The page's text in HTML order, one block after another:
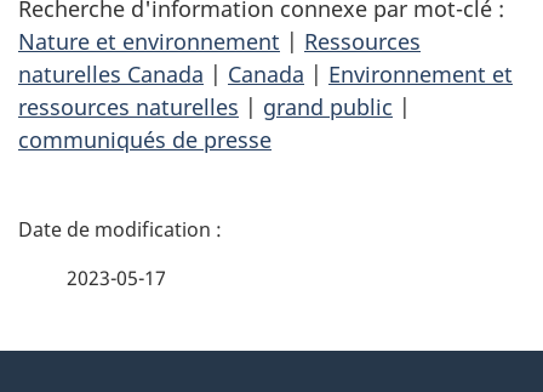
Recherche d'information connexe par mot-clé :
Nature et environnement | Ressources
naturelles Canada | Canada | Environnement et
ressources naturelles | grand public |
communiqués de presse
D
2023-05-17